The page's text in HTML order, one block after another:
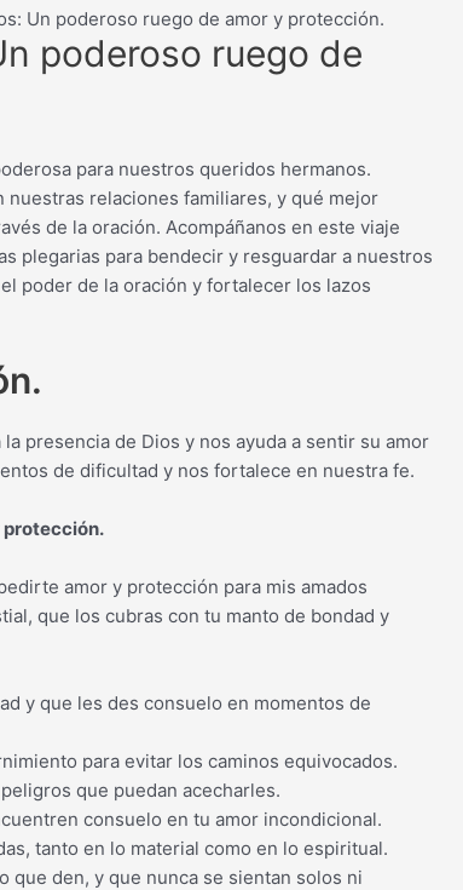
Un poderoso ruego de amor y protección.
poderoso ruego de
para nuestros queridos hermanos.
relaciones familiares, y qué mejor
de la oración. Acompáñanos en este viaje
plegarias para bendecir y resguardar a nuestros
poder de la oración y fortalecer los lazos
presencia de Dios y nos ayuda a sentir su amor
de dificultad y nos fortalece en nuestra fe.
protección.
amor y protección para mis amados
que los cubras con tu manto de bondad y
y que les des consuelo en momentos de
para evitar los caminos equivocados.
que puedan acecharles.
consuelo en tu amor incondicional.
tanto en lo material como en lo espiritual.
que den, y que nunca se sientan solos ni